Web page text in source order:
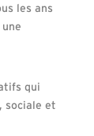
les ans
qui
sociale et